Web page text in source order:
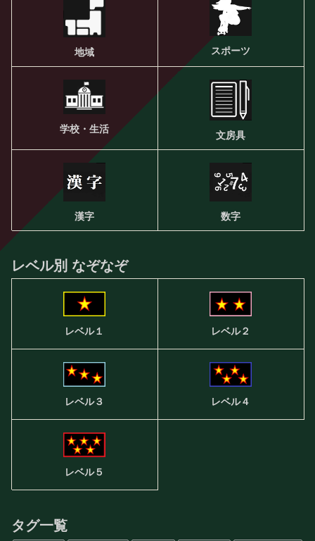
地域 スポーツ
学校・生活
文房具
漢字 数字
レベル別 なぞなぞ
レベル１ レベル２
レベル３ レベル４
レベル５
タグ一覧